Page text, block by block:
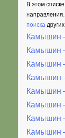
В этом
поиска
Камышин
Камышин
Камышин
Камышин
Камышин
Камышин
Камышин
Камышин